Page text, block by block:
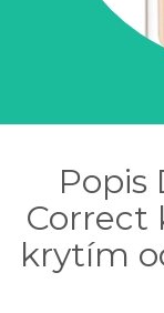
Popis
Correct
krytím